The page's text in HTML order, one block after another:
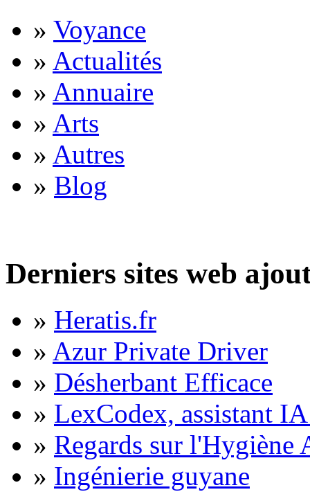
» Voyance
» Actualités
» Annuaire
» Arts
» Autres
» Blog
Derniers sites web
» Heratis.fr
» Azur Private Driver
» Désherbant Efficace
» LexCodex, assistant
» Regards sur l'Hygiène
» Ingénierie guyane